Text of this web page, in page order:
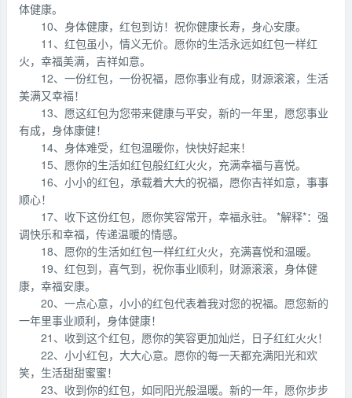
体健康。
10、身体健康，红包到访！祝你健康长寿，身心安康。
11、红包虽小，情义无价。愿你的生活永远如红包一样红
火，幸福美满，吉祥如意。
12、一份红包，一份祝福，愿你事业有成，财源滚滚，生活
美满又幸福！
13、愿这红包为您带来健康与平安，新的一年里，愿您事业
有成，身体康健！
14、身体难受，红包温暖你，快快好起来！
15、愿你的生活如红包般红红火火，充满幸福与喜悦。
16、小小的红包，承载着大大的祝福，愿你吉祥如意，事事
顺心！
17、收下这份红包，愿你笑容常开，幸福永驻。 *解释*：强
调快乐和幸福，传递温暖的情感。
18、愿你的生活如红包一样红红火火，充满喜悦和温暖。
19、红包到，喜气到，祝你事业顺利，财源滚滚，身体健
康，幸福安康。
20、一点心意，小小的红包代表着我对您的祝福。愿您新的
一年里事业顺利，身体健康！
21、收到这个红包，愿你的笑容更加灿烂，日子红红火火！
22、小小红包，大大心意。愿你的每一天都充满阳光和欢
笑，生活甜甜蜜蜜！
23、收到你的红包，如同阳光般温暖。新的一年，愿你步步